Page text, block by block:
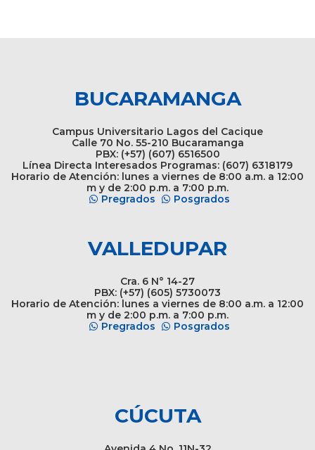
BUCARAMANGA
Campus Universitario Lagos del Cacique
Calle 70 No. 55-210 Bucaramanga
PBX: (+57) (607) 6516500
Línea Directa Interesados Programas: (607) 6318179
Horario de Atención: lunes a viernes de 8:00 a.m. a 12:00
m y de 2:00 p.m. a 7:00 p.m.
Pregrados
Posgrados
VALLEDUPAR
Cra. 6 N° 14-27
PBX: (+57) (605) 5730073
Horario de Atención: lunes a viernes de 8:00 a.m. a 12:00
m y de 2:00 p.m. a 7:00 p.m.
Pregrados
Posgrados
CÚCUTA